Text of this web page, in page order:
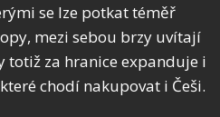
se lze potkat téměř
mezi sebou brzy uvítají
totiž za hranice expanduje i
chodí nakupovat i Češi.